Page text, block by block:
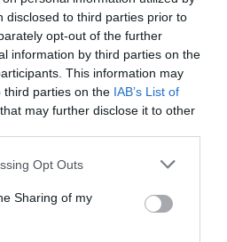
disclosed to third parties prior to
opt-out of the further
information by third parties on the
This information may
third parties on the IAB’s List of
that may further disclose it to other
Opt Outs
Sharing of my
en la innovación
de Asuntos
de Vueling, "San
para presentar el nuevo
Club porque permite
los socios y aficionados, y por
un avión, sino que
en valores compartidos
que nos permite seguir
resto del mundo".
el compromiso de Vueling
más relevante en España,